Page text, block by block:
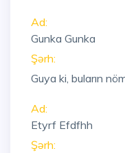
Ad:
Gunka Gunka
Şərh:
Guya ki, buların
Ad:
Etyrf Efdfhh
Şərh: